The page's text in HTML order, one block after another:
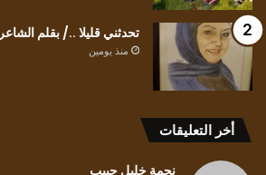
تحدثني قليلا ../ بقلم
منذ يومين
أخر التعليقات
نجمة خليل حبيب